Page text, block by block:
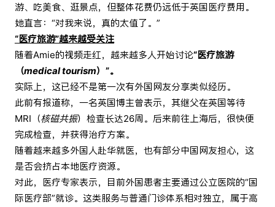
游、吃美食、逛景点，但整体花费仍远低于英国医疗费用。
她直言：“对我来说，真的太值了。”
“医疗旅游”越来越受关注
随着Amie的视频走红，越来越多人开始讨论“医疗旅游
（medical tourism）”。
实际上，这已经不是第一次有外国网友分享类似经历。
此前有报道称，一名英国博主曾表示，其继父在英国等待
MRI（核磁共振）检查长达26周。后来前往上海后，很快便
完成检查，并获得治疗方案。
随着越来越多外国人赴华就医，也有部分中国网友担心，这
是否会挤占本地医疗资源。
对此，医疗专家表示，目前外国患者主要通过公立医院的“国
际医疗部”就诊。这类服务与普通门诊体系相对独立，属于高